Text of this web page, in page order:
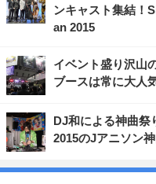
ンキャスト集結！
an 2015
イベント盛り沢山
ブースは常に大人
DJ和による神曲祭
2015のJアニソン